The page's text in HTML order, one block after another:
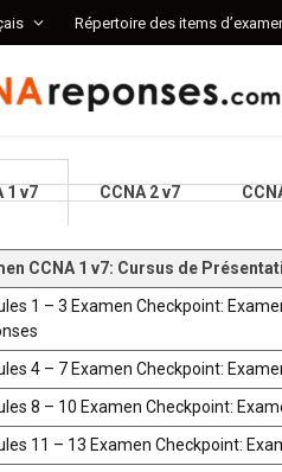
Répertoire des items
1 v7 CCNA 2 v7
CCNA 1 v7: Cursus de
1 – 3 Examen Checkpoint:
4 – 7 Examen Checkpoint:
8 – 10 Examen Checkpoint:
11 – 13 Examen Checkpoint: